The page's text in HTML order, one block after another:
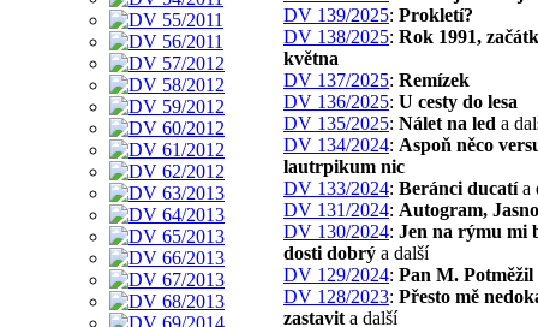
DV 139/2025: Prokletí?
DV 138/2025: Rok 1991,
května
DV 137/2025: Remízek
DV 136/2025: U cesty do lesa
DV 135/2025: Nálet na led a
DV 134/2024: Aspoň něco
lautrpikum nic
DV 133/2024: Beránci ducatía
DV 131/2024: Autogram, Jasno
DV 130/2024: Jen na rýmu mi
dosti dobrý a další
DV 129/2024: Pan M. Potměžil
DV 128/2023: Přesto mě
zastavit a další